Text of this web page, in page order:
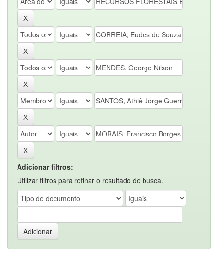
Adicionar filtros:
Utilizar filtros para refinar o resultado de busca.